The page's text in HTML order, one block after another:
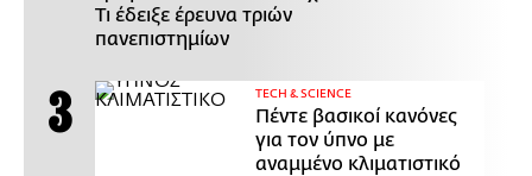
Τι έδειξε έρευνα τριών
πανεπιστημίων
ΤECH & SCIENCE
Πέντε βασικοί κανόνες
για τον ύπνο με
αναμμένο κλιματιστικό